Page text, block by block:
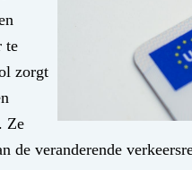
te
zorgt
Ze
de veranderende